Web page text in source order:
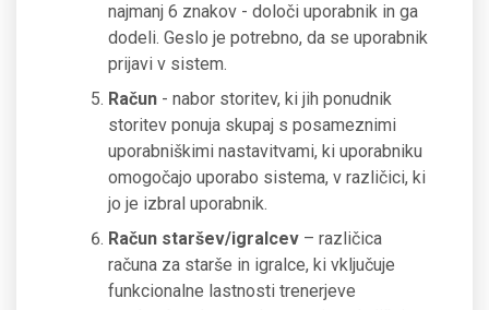
najmanj 6 znakov - določi uporabnik in ga
dodeli. Geslo je potrebno, da se uporabnik
prijavi v sistem.
Račun - nabor storitev, ki jih ponudnik
storitev ponuja skupaj s posameznimi
uporabniškimi nastavitvami, ki uporabniku
omogočajo uporabo sistema, v različici, ki
jo je izbral uporabnik.
Račun staršev/igralcev – različica
računa za starše in igralce, ki vključuje
funkcionalne lastnosti trenerjeve